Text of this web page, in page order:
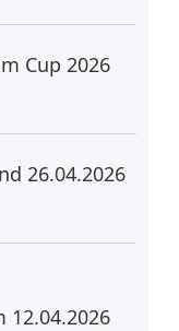
Cup 2026
26.04.2026
12.04.2026